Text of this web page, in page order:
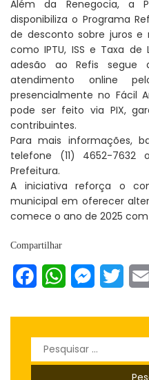
Além da Renegocia, a
disponibiliza o Programa
de desconto sobre juros e
como IPTU, ISS e Taxa
adesão ao Refis
atendimento online
presencialmente no Fácil
pode ser feito via PIX,
contribuintes.
Para mais informações,
telefone (11) 4652-
Prefeitura.
A iniciativa reforça o
municipal em oferecer
comece o ano de 2025
Compartilhar
FacebookWhatsAppMessenger
Twitter
Pesquisar